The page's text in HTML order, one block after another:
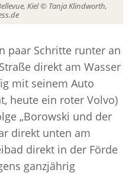
Kiel © Tanja Klindworth,
paar Schritte runter an
direkt am Wasser
mit seinem Auto
heute ein roter Volvo)
„Borowski und der
direkt unten am
direkt in der Förde
ganzjährig